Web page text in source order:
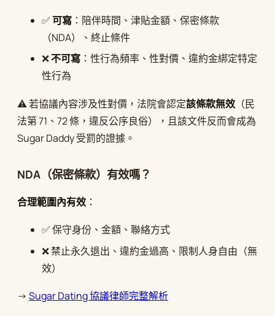
✅可寫 ：陪伴時間、津貼金額、保密條款
（NDA）、終止條件
❌不可寫 ：性行為頻率、性對價、違約金綁定特定
性行為
⚠️ 若協議內容涉及性對價，法院會認定該條款無效 （民
法第 71、72 條，違反公序良俗），且該文件反而會成為
Sugar Daddy 受罰的證據。
NDA（保密條款）有效嗎？
合理範圍內有效 ：
✅ 保守身份、金額、聯絡方式
❌ 禁止永久退出、違約金過高、限制人身自由（無
效）
→ Sugar Dating 協議律師完整解析